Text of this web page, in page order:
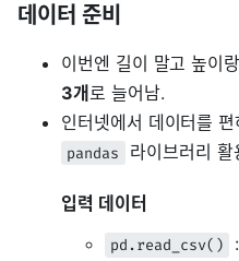
데이터 준비
이번엔 길이 말고 높이
3개 로 늘어남.
인터넷에서 데이터를
pandas 라이브러리 활
입력 데이터
pd.read_csv()